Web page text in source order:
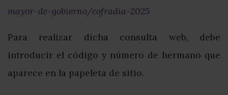
mayor-de-gobierno/cofradia-2025
Para realizar dicha consulta web, debe
introducir el código y número de hermano que
aparece en la papeleta de sitio.